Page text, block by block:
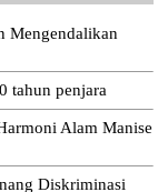
Mengendalikan
tahun penjara
Alam Manise
Diskriminasi